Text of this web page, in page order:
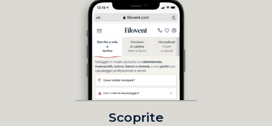
Scoprite